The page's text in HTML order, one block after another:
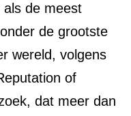
als de meest
de grootste
wereld, volgens
of
dat meer dan